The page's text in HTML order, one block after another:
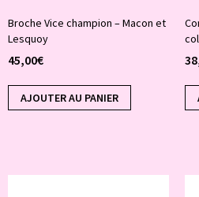
Broche Vice champion – Macon et
Lesquoy
45,00€
AJOUTER AU PANIER